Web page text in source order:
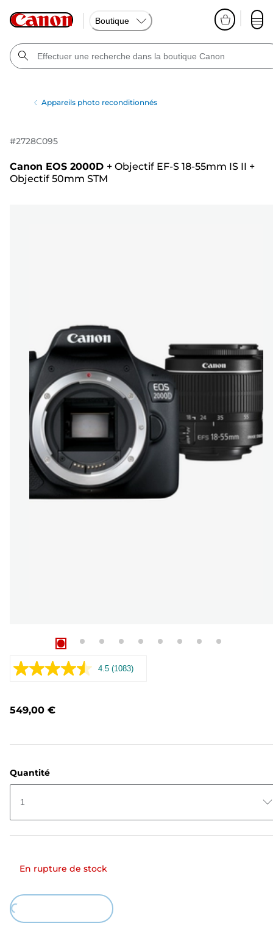
Boutique
Appareils photo reconditionnés
#2728C095
Canon EOS 2000D + Objectif EF-S 18-55mm IS II +
Objectif 50mm STM
4.5 Lire
(1083)
549,00 €
Quantité
1
En rupture de stock
Loading...